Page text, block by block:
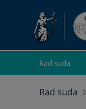
Rad suda
Rad suda